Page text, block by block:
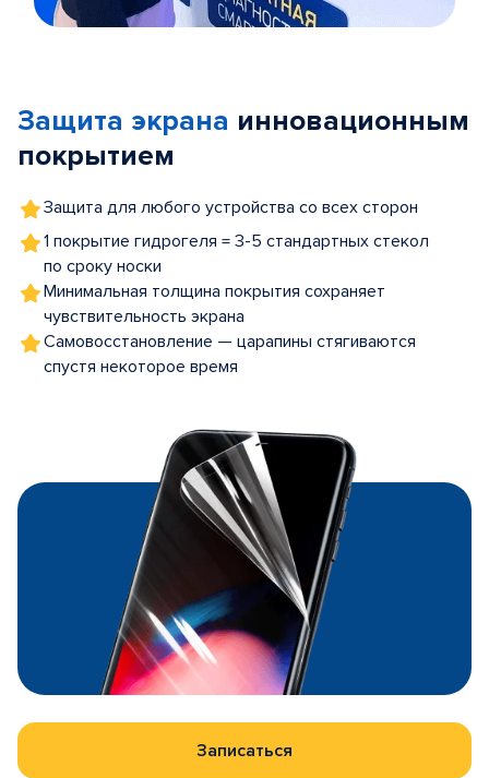
5
Защита экрана инновационным
покрытием
Защита для любого устройства со всех сторон
1 покрытие гидрогеля = 3-5 стандартных стекол
по сроку носки
Минимальная толщина покрытия сохраняет
чувствительность экрана
Самовосстановление — царапины стягиваются
спустя некоторое время
Записаться